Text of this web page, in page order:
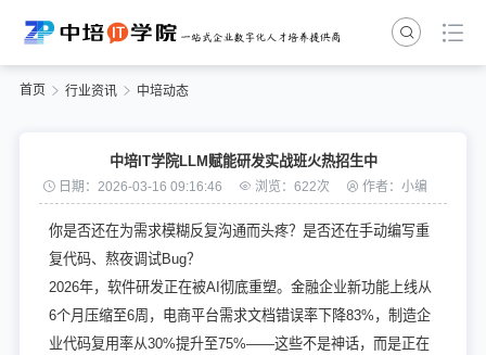
首页 行业资讯 中培动态
中培IT学院LLM赋能研发实战班火热招生中
日期：2026-03-16 09:16:46 浏览：622次 作者：小编
你是否还在为需求模糊反复沟通而头疼？是否还在手动编写重
复代码、熬夜调试Bug？
2026年，软件研发正在被AI彻底重塑。金融企业新功能上线从
6个月压缩至6周，电商平台需求文档错误率下降83%，制造企
业代码复用率从30%提升至75%——这些不是神话，而是正在